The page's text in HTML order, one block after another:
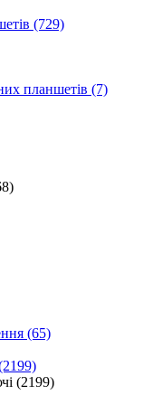
(729)
планшетів (7)
(65)
(2199)